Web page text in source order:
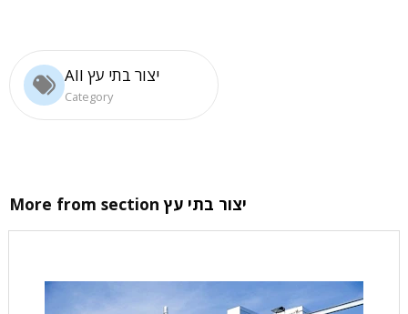
All יצור בתי עץ
Category
More from sectionיצור בתי עץ